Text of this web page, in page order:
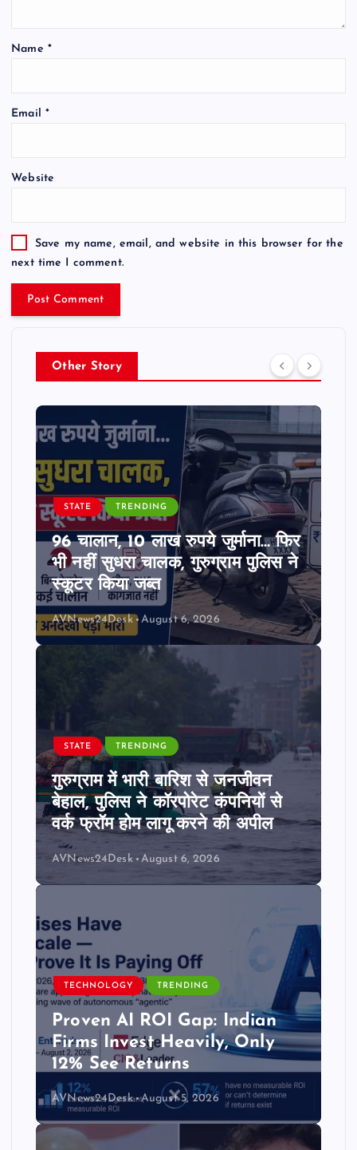
Name *
Email *
Website
Save my name, email, and website in this browser for the
next time I comment.
Other Story
STATE TRENDING
96 चालान, 10 लाख रुपये जुर्माना… फिर
भी नहीं सुधरा चालक, गुरुग्राम पुलिस ने
स्कूटर किया जब्त
AVNews24Desk August 6, 2026
STATE TRENDING
गुरुग्राम में भारी बारिश से जनजीवन
बेहाल, पुलिस ने कॉरपोरेट कंपनियों से
वर्क फ्रॉम होम लागू करने की अपील
AVNews24Desk August 6, 2026
TECHNOLOGY TRENDING
Proven AI ROI Gap: Indian
Firms Invest Heavily, Only
12% See Returns
AVNews24Desk August 5, 2026